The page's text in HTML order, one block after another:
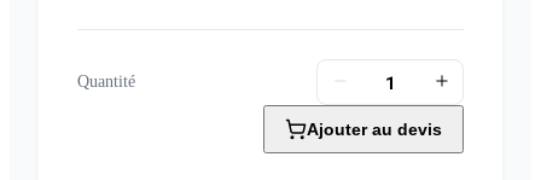
Quantité
Ajouter au devis